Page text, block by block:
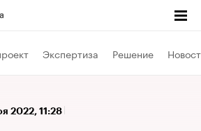
Экспертиза Решение
2022, 11:28